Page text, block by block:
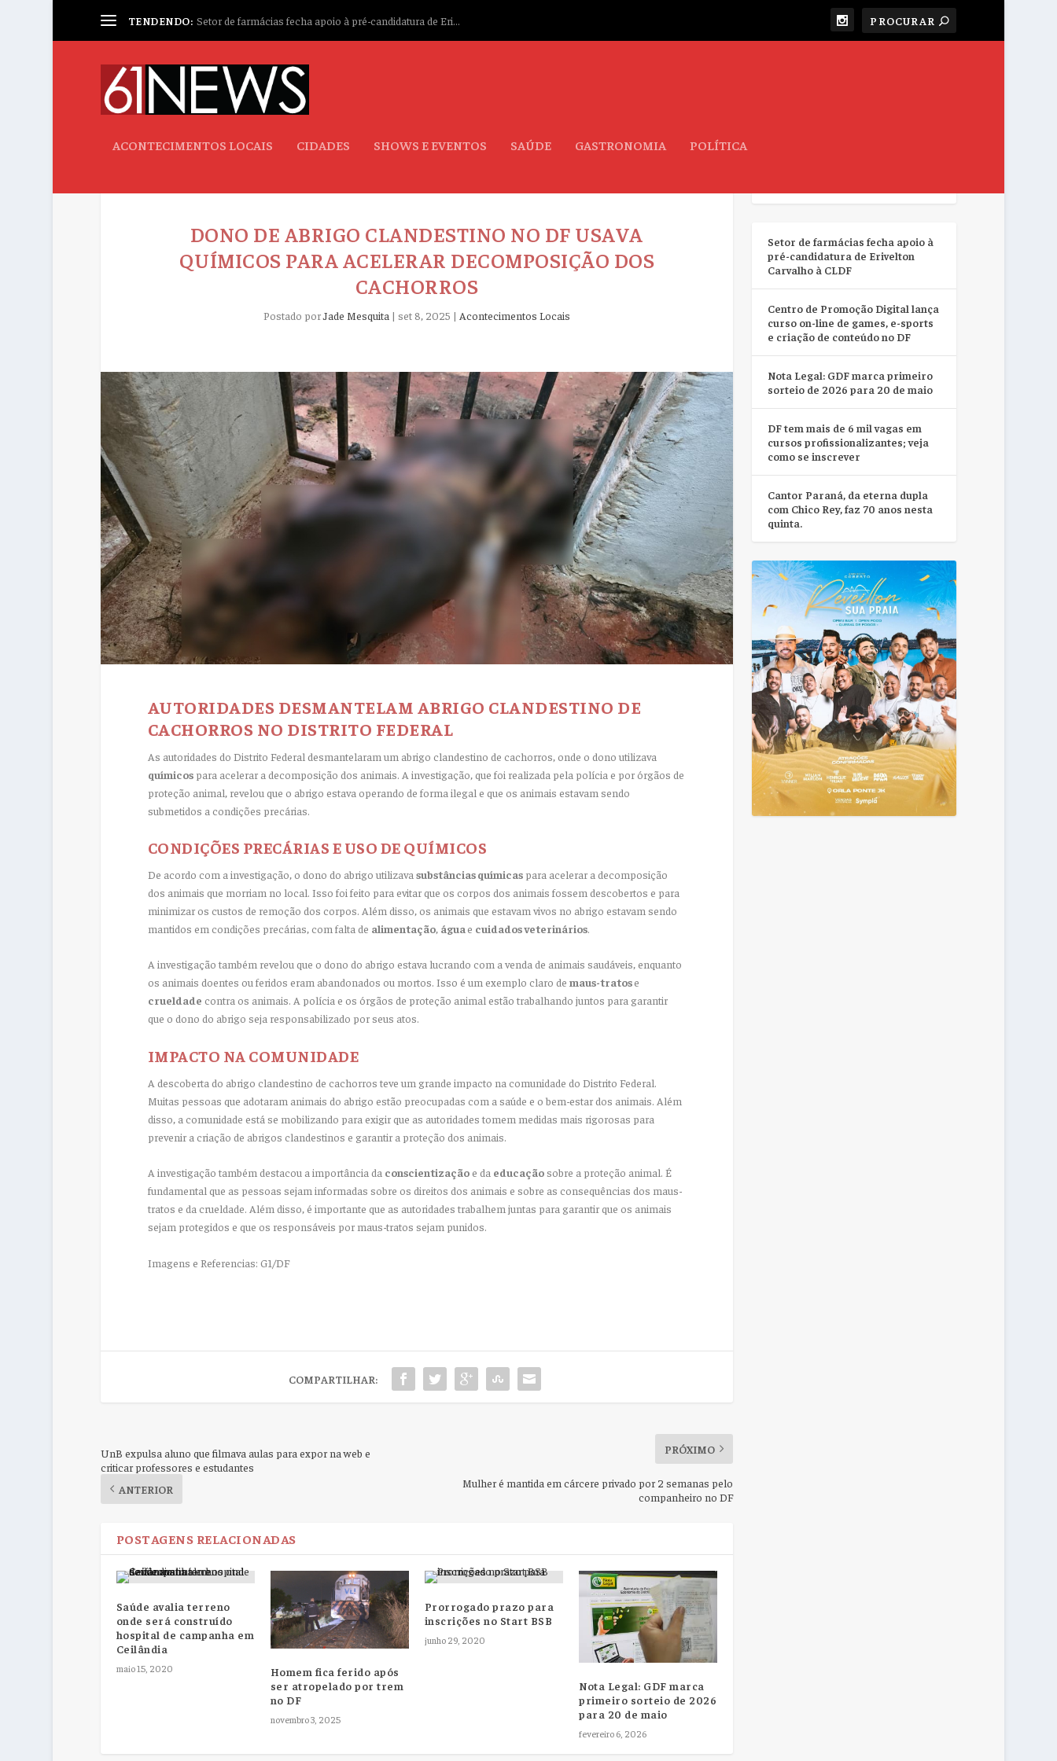
TENDENDO: Setor de farmácias fecha apoio à pré-candidatura de Eri...
ACONTECIMENTOS LOCAIS CIDADES SHOWS E EVENTOS SAÚDE GASTRONOMIA POLÍTICA
DONO DE ABRIGO CLANDESTINO NO DF USAVA
QUÍMICOS PARA ACELERAR DECOMPOSIÇÃO DOS
CACHORROS
Postado porJade Mesquita | set 8, 2025 | Acontecimentos Locais
AUTORIDADES DESMANTELAM ABRIGO CLANDESTINO DE
CACHORROS NO DISTRITO FEDERAL
As autoridades do Distrito Federal desmantelaram um abrigo clandestino de cachorros, onde o dono utilizava
químicospara acelerar a decomposição dos animais. A investigação, que foi realizada pela polícia e por órgãos de
proteção animal, revelou que o abrigo estava operando de forma ilegal e que os animais estavam sendo
submetidos a condições precárias.
CONDIÇÕES PRECÁRIAS E USO DE QUÍMICOS
De acordo com a investigação, o dono do abrigo utilizava substâncias químicaspara acelerar a decomposição
dos animais que morriam no local. Isso foi feito para evitar que os corpos dos animais fossem descobertos e para
minimizar os custos de remoção dos corpos. Além disso, os animais que estavam vivos no abrigo estavam sendo
mantidos em condições precárias, com falta de alimentação, águae cuidados veterinários.
A investigação também revelou que o dono do abrigo estava lucrando com a venda de animais saudáveis, enquanto
os animais doentes ou feridos eram abandonados ou mortos. Isso é um exemplo claro de maus-tratose
crueldade contra os animais. A polícia e os órgãos de proteção animal estão trabalhando juntos para garantir
que o dono do abrigo seja responsabilizado por seus atos.
IMPACTO NA COMUNIDADE
A descoberta do abrigo clandestino de cachorros teve um grande impacto na comunidade do Distrito Federal.
Muitas pessoas que adotaram animais do abrigo estão preocupadas com a saúde e o bem-estar dos animais. Além
disso, a comunidade está se mobilizando para exigir que as autoridades tomem medidas mais rigorosas para
prevenir a criação de abrigos clandestinos e garantir a proteção dos animais.
A investigação também destacou a importância da conscientizaçãoe da educaçãosobre a proteção animal. É
fundamental que as pessoas sejam informadas sobre os direitos dos animais e sobre as consequências dos maus-
tratos e da crueldade. Além disso, é importante que as autoridades trabalhem juntas para garantir que os animais
sejam protegidos e que os responsáveis por maus-tratos sejam punidos.
Imagens e Referencias: G1/DF
COMPARTILHAR:
UnB expulsa aluno que filmava aulas para expor na web e
criticar professores e estudantes
ANTERIOR
PRÓXIMO
Mulher é mantida em cárcere privado por 2 semanas pelo
companheiro no DF
POSTAGENS RELACIONADAS
Saúde avalia terreno
onde será construído
hospital de campanha em
Ceilândia
maio 15, 2020
Homem fica ferido após
ser atropelado por trem
no DF
novembro 3, 2025
Prorrogado prazo para
inscrições no Start BSB
junho 29, 2020
Nota Legal: GDF marca
primeiro sorteio de 2026
para 20 de maio
fevereiro 6, 2026
Setor de farmácias fecha apoio à
pré-candidatura de Erivelton
Carvalho à CLDF
Centro de Promoção Digital lança
curso on-line de games, e-sports
e criação de conteúdo no DF
Nota Legal: GDF marca primeiro
sorteio de 2026 para 20 de maio
DF tem mais de 6 mil vagas em
cursos profissionalizantes; veja
como se inscrever
Cantor Paraná, da eterna dupla
com Chico Rey, faz 70 anos nesta
quinta.